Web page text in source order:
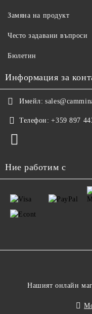
Замяна на продукт
Често задавани въпроси
Бюлетин
Информация за
Имейл:
Телефон: +359 897
Ние работим с
Нашият онлайн